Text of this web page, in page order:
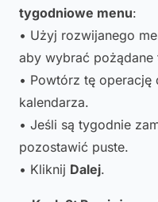
tygodniowe menu:
• Użyj rozwijanego
aby wybrać pożądane
• Powtórz tę
kalendarza.
• Jeśli są tygodnie
pozostawić puste.
• Kliknij Dalej.